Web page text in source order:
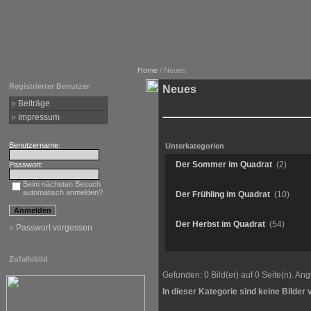
Home / Neues
Registrierter Benutzer
» Beiträge
»
Impressum
Benutzername:
Passwort:
Beim nächsten Besuch
automatisch anmelden?
» Passwort vergessen
Zufallsbild
Neues
Unterkategorien
Der Sommer im Quadrat (2)
Der Frühling im Quadrat (10)
Der Herbst im Quadrat (54)
Gefunden: 0 Bild(er) auf 0 Seite(n).
In dieser Kategorie sind keine Bilder